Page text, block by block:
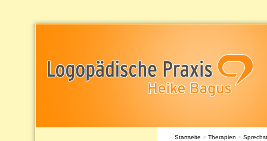
Startseite > Therapien >